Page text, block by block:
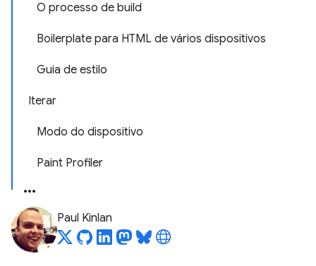
O processo de build
Boilerplate para HTML de vários dispositivos
Guia de estilo
Iterar
Modo do dispositivo
Paint Profiler
Paul Kinlan